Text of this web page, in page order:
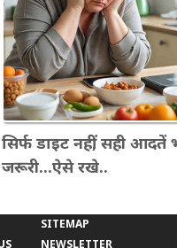
सिर्फ डाइट नहीं, सही आदतें
जरूरी...ऐसे रखे..
SITEMAP
NEWSLETTER